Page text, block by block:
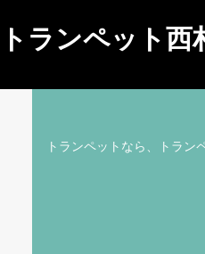
トランペット西
トランペットなら、トラ